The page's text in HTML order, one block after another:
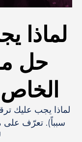
لماذا
حل
الخاص بك
سبباً). تعرّف على